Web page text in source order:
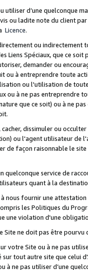
utiliser d’une quelconque
ou ladite note du client
Licence.
ou
Liens Spéciaux, que ce
demander ou
à entreprendre toute
ou l'utilisation de
ou à ne pas entreprendre
que ce soit) ou à ne
dissimuler ou
ou l'agent utilisateur
de façon raisonnable le
quelconque service de
quant à la
nous fournir une
les Politiques du
une violation d'une
Site ne doit pas être
votre Site ou à ne pas
tout autre site que celui
à ne pas utiliser d’une